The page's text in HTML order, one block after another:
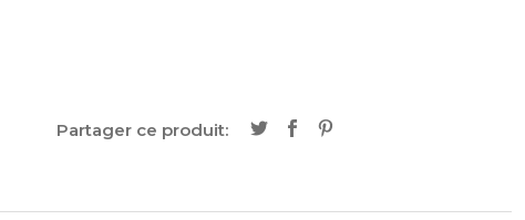
Partager ce produit: